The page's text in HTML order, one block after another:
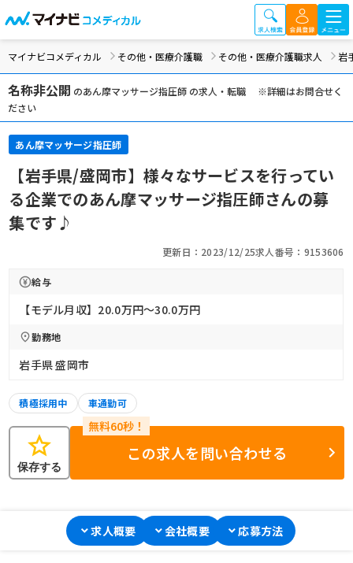
マイナビコメディカル その他・医療介護職 その他・医療介護職求人 岩
名称非公開 のあん摩マッサージ指圧師 の求人・転職 ※詳細はお問合せく
ださい
あん摩マッサージ指圧師
【岩手県/盛岡市】様々なサービスを行ってい
る企業でのあん摩マッサージ指圧師さんの募
集です♪
更新日：2023/12/25求人番号：9153606
給与
【モデル月収】20.0万円〜30.0万円
勤務地
岩手県 盛岡市
積極採用中 車通勤可
star
保存する
この求人を問い合わせる
求人概要 会社概要 応募方法